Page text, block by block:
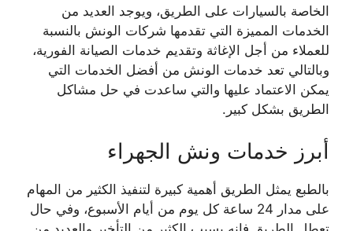
الخاصة بالسيارات على الطريق، ويوجد العديد من
الخدمات المميزة التي تقدمها شركات الونش بالنسبة
للعملاء من أجل الإغاثة وتقديم خدمات الصيانة الفورية،
وبالتالي تعد خدمات الونش من أفضل الخدمات التي
يمكن الاعتماد عليها والتي ساعدت في حل مشاكل
الطريق بشكل كبير.
أبرز خدمات ونش الجهراء
بالطبع يمثل الطريق أهمية كبيرة لتنفيذ الكثير من المهام
على مدار 24 ساعة كل يوم من أيام الأسبوع، وفي حال